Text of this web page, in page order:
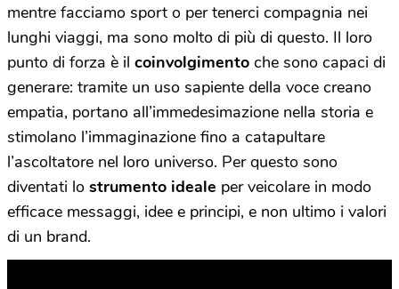
mentre facciamo sport o per tenerci compagnia nei
lunghi viaggi, ma sono molto di più di questo. Il loro
punto di forza è il coinvolgimento che sono capaci di
generare: tramite un uso sapiente della voce creano
empatia, portano all’immedesimazione nella storia e
stimolano l’immaginazione fino a catapultare
l’ascoltatore nel loro universo. Per questo sono
diventati lo strumento ideale per veicolare in modo
efficace messaggi, idee e principi, e non ultimo i valori
di un brand.